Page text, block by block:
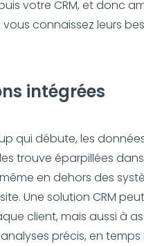
votre CRM, et donc
vous connaissez leurs
intégrées
qui débute, les
trouve éparpillées
en dehors des
Une solution CRM
client, mais aussi à
précis, en